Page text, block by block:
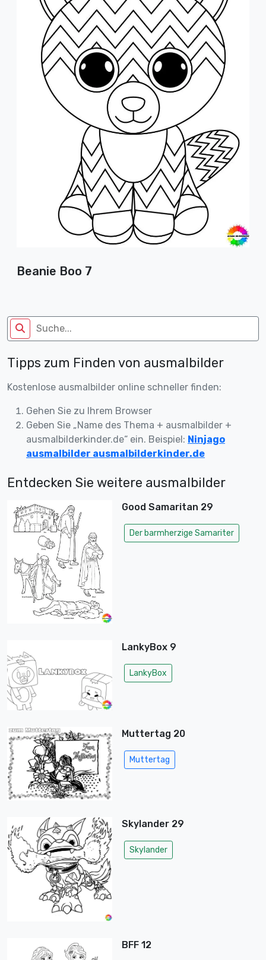
Beanie Boo 7
Tipps zum Finden von ausmalbilder
Kostenlose ausmalbilder online schneller finden:
Gehen Sie zu Ihrem Browser
Geben Sie „Name des Thema + ausmalbilder +
ausmalbilderkinder.de“ ein. Beispiel: Ninjago
ausmalbilder ausmalbilderkinder.de
Entdecken Sie weitere ausmalbilder
Good Samaritan 29
Der barmherzige Samariter
LankyBox 9
LankyBox
Muttertag 20
Muttertag
Skylander 29
Skylander
BFF 12